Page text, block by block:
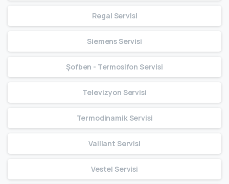
Regal Servisi
Siemens Servisi
Şofben - Termosifon Servisi
Televizyon Servisi
Termodinamik Servisi
Vaillant Servisi
Vestel Servisi